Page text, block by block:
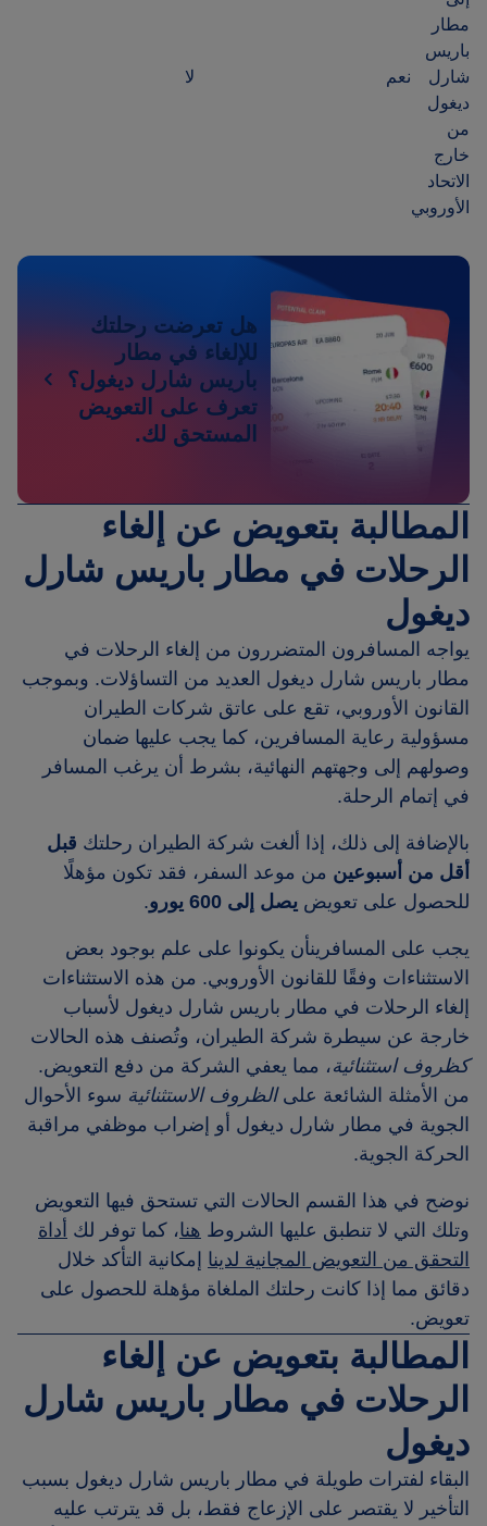
مطار
باريس
شارل
ديغول
من
خارج
الاتحاد
الأوروبي
نعم لا
هل تعرضت رحلتك
للإلغاء في مطار
باريس شارل ديغول؟
تعرف على التعويض
المستحق لك.
المطالبة بتعويض عن إلغاء
الرحلات في مطار باريس شارل
ديغول
يواجه المسافرون المتضررون من إلغاء الرحلات في
مطار باريس شارل ديغول العديد من التساؤلات. وبموجب
القانون الأوروبي، تقع على عاتق شركات الطيران
مسؤولية رعاية المسافرين، كما يجب عليها ضمان
وصولهم إلى وجهتهم النهائية، بشرط أن يرغب المسافر
في إتمام الرحلة.
بالإضافة إلى ذلك، إذا ألغت شركة الطيران رحلتك قبل
أقل من أسبوعين من موعد السفر، فقد تكون مؤهلًا
للحصول على تعويض يصل إلى 600 يورو .
يجب على المسافرينأن يكونوا على علم بوجود بعض
الاستثناءات وفقًا للقانون الأوروبي. من هذه الاستثناءات
إلغاء الرحلات في مطار باريس شارل ديغول لأسباب
خارجة عن سيطرة شركة الطيران، وتُصنف هذه الحالات
كظروف استثنائية، مما يعفي الشركة من دفع التعويض.
من الأمثلة الشائعة علىالظروف الاستثنائية سوء الأحوال
الجوية في مطار شارل ديغول أو إضراب موظفي مراقبة
الحركة الجوية.
نوضح في هذا القسم الحالات التي تستحق فيها التعويض
وتلك التي لا تنطبق عليها الشروط هنا، كما توفر لك أداة
التحقق من التعويض المجانية لدينا إمكانية التأكد خلال
دقائق مما إذا كانت رحلتك الملغاة مؤهلة للحصول على
تعويض.
المطالبة بتعويض عن إلغاء
الرحلات في مطار باريس شارل
ديغول
البقاء لفترات طويلة في مطار باريس شارل ديغول بسبب
التأخير لا يقتصر على الإزعاج فقط، بل قد يترتب عليه